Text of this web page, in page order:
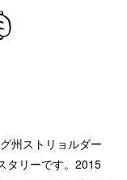
州ストリョルダー
タリーです。2015